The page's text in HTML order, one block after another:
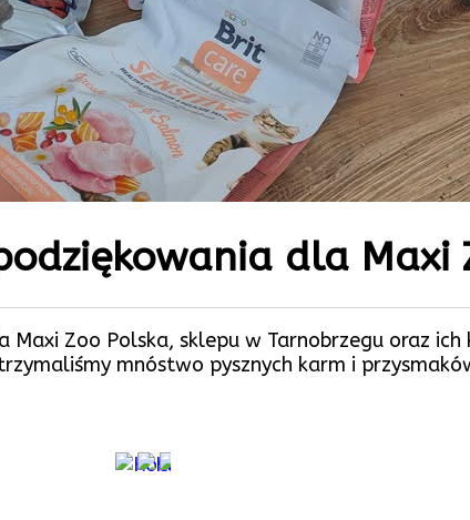
dla Maxi
Maxi Zoo Polska, sklepu w Tarnobrzegu oraz
mnóstwo pysznych karm i